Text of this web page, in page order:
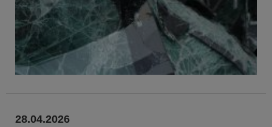
28.04.2026